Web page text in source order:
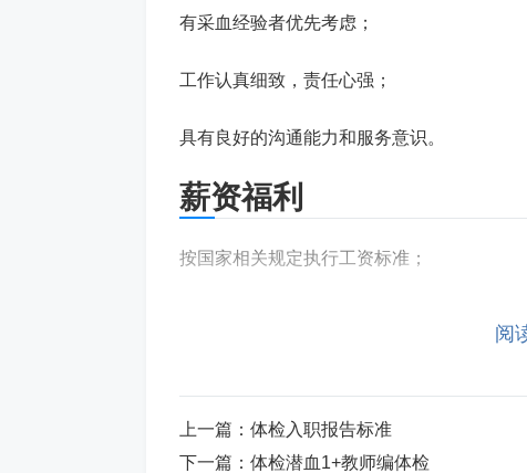
有采血经验者优先考虑；
工作认真细致，责任心强；
具有良好的沟通能力和服务意识。
薪资福利
按国家相关规定执行工资标准；
拓展知识
阅
上一篇： 体检入职报告标准
下一篇： 体检潜血1+教师编体检